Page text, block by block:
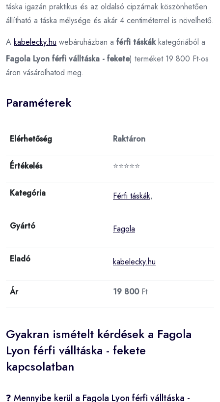
táska igazán praktikus és az oldalsó cipzárnak köszönhetően
állítható a táska mélysége és akár 4 centiméterrel is növelhető.
A kabelecky.hu webáruházban a férfi táskákkategóriából a
Fagola Lyon férfi válltáska - fekete) terméket 19 800 Ft-os
áron vásárolhatod meg.
Paraméterek
Elérhetőség Raktáron
Értékelés ⭐⭐⭐⭐⭐
Kategória Férfi táskák,
Gyártó Fagola
Eladó kabelecky.hu
Ár 19 800Ft
Gyakran ismételt kérdések a Fagola
Lyon férfi válltáska - fekete
kapcsolatban
❓ Mennyibe kerül a Fagola Lyon férfi válltáska -